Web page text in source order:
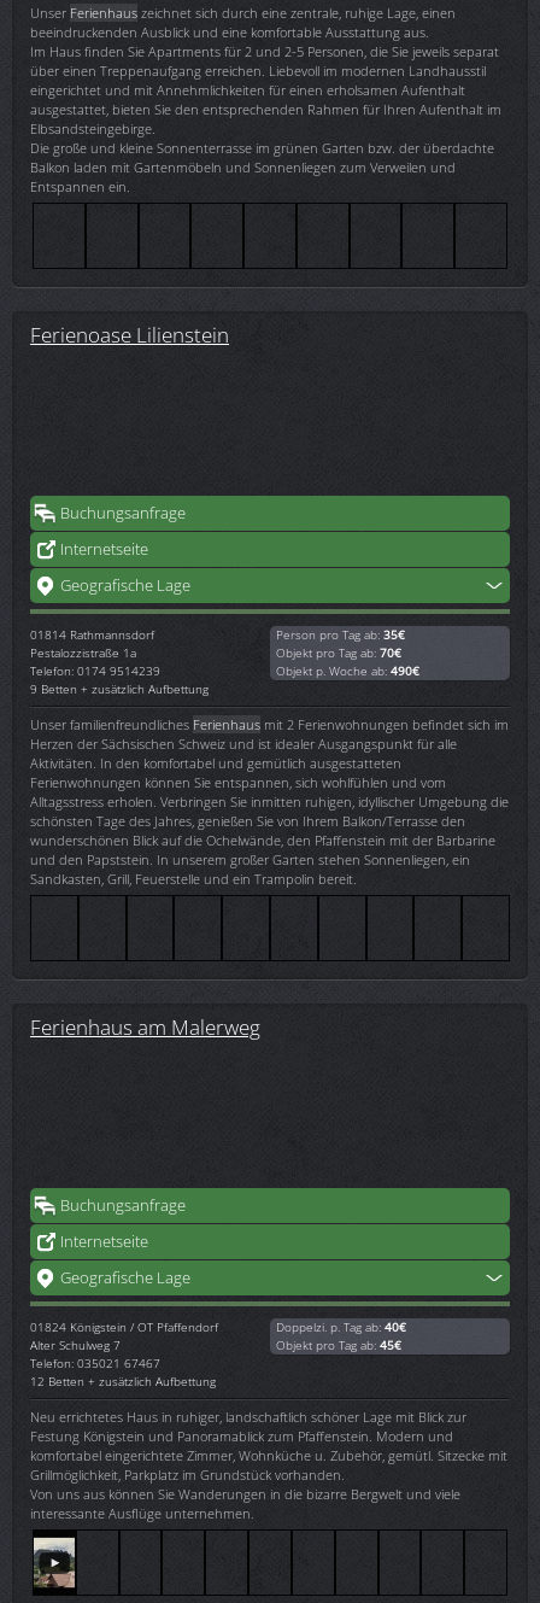
Unser Ferienhaus zeichnet sich durch eine zentrale, ruhige Lage, einen
beeindruckenden Ausblick und eine komfortable Ausstattung aus.
Im Haus finden Sie Apartments für 2 und 2-5 Personen, die Sie jeweils separat
über einen Treppenaufgang erreichen. Liebevoll im modernen Landhausstil
eingerichtet und mit Annehmlichkeiten für einen erholsamen Aufenthalt
ausgestattet, bieten Sie den entsprechenden Rahmen für Ihren Aufenthalt im
Elbsandsteingebirge.
Die große und kleine Sonnenterrasse im grünen Garten bzw. der überdachte
Balkon laden mit Gartenmöbeln und Sonnenliegen zum Verweilen und
Entspannen ein.
Ferienoase Lilienstein
Buchungsanfrage
Internetseite
Geografische Lage
01814 Rathmannsdorf
Pestalozzistraße 1a
Telefon: 0174 9514239
9 Betten + zusätzlich Aufbettung
Person pro Tag ab: 35€
Objekt pro Tag ab: 70€
Objekt p. Woche ab: 490€
Unser familienfreundliches Ferienhaus mit 2 Ferienwohnungen befindet sich im
Herzen der Sächsischen Schweiz und ist idealer Ausgangspunkt für alle
Aktivitäten. In den komfortabel und gemütlich ausgestatteten
Ferienwohnungen können Sie entspannen, sich wohlfühlen und vom
Alltagsstress erholen. Verbringen Sie inmitten ruhigen, idyllischer Umgebung die
schönsten Tage des Jahres, genießen Sie von Ihrem Balkon/Terrasse den
wunderschönen Blick auf die Ochelwände, den Pfaffenstein mit der Barbarine
und den Papststein. In unserem großer Garten stehen Sonnenliegen, ein
Sandkasten, Grill, Feuerstelle und ein Trampolin bereit.
Ferienhaus am Malerweg
Buchungsanfrage
Internetseite
Geografische Lage
01824 Königstein / OT Pfaffendorf
Alter Schulweg 7
Telefon: 035021 67467
12 Betten + zusätzlich Aufbettung
Doppelzi. p. Tag ab: 40€
Objekt pro Tag ab: 45€
Neu errichtetes Haus in ruhiger, landschaftlich schöner Lage mit Blick zur
Festung Königstein und Panoramablick zum Pfaffenstein. Modern und
komfortabel eingerichtete Zimmer, Wohnküche u. Zubehör, gemütl. Sitzecke mit
Grillmöglichkeit, Parkplatz im Grundstück vorhanden.
Von uns aus können Sie Wanderungen in die bizarre Bergwelt und viele
interessante Ausflüge unternehmen.